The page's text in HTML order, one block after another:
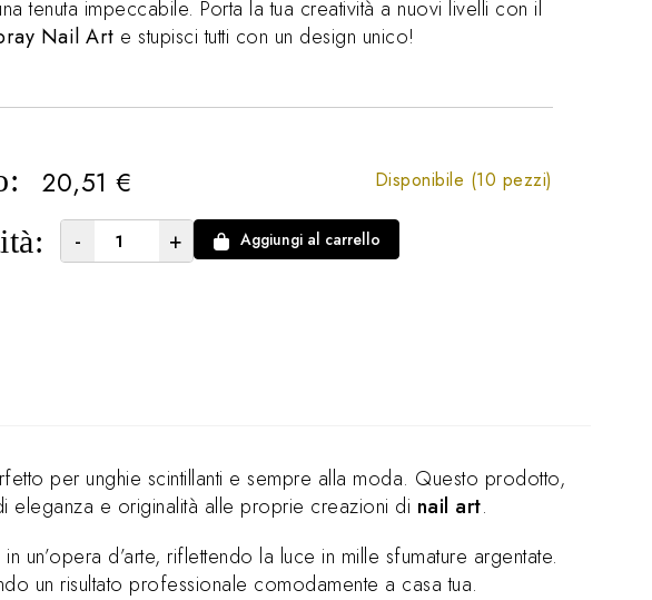
tenuta impeccabile. Porta la tua creatività a nuovi livelli con il
Nail Art e stupisci tutti con un design unico!
20,51€ Disponibile (10 pezzi)
- + Aggiungi al carrello
per unghie scintillanti e sempre alla moda. Questo prodotto,
eleganza e originalità alle proprie creazioni di nail art.
un’opera d’arte, riflettendo la luce in mille sfumature argentate.
un risultato professionale comodamente a casa tua.